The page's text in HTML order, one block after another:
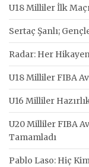
U18 Milliler İlk
Sertaç Şanlı;
Radar: Her
U18 Milliler FIBA
U16 Milliler
U20 Milliler FIBA
Tamamladı
Pablo Laso: Hiç